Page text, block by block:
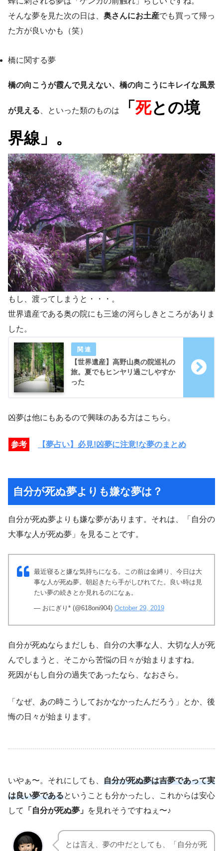
そんな夢を見た次の日は、 奥さんにお土産でも買って帰っ
た方が良いかも（笑）
橋に関する夢
橋の向こうが霞んで見えない、橋の向こうにキレイな風景
が見える 、といった類のものは 「 死との境
界線」。
もし、渡ってしまうと・・・。
世界遺産である奥の院にも三途の河らしきところがありま
した。
【世界遺産】高野山奥の院巡礼の
旅。夏でもヒンヤリ過ごしやすか
った
凶夢は他にもあるので興味のある方はこちら。
参考 【夢占い】必見!凶夢に注意!な夢のまとめ
自分が死ぬ夢よりも嫌な夢は？
自分が死ぬ夢よりも嫌な夢があります。それは、「自分の
大事な人が死ぬ夢」を見ることです。
最近寝ると嫌な気持ちになる。この前は金縛り、今日は大
事な人が死ぬ夢。朝起きたら手がしびれてた。良い時は見
たい夢の続きとか見れるのになぁ。
— おにぎり* (@618oni904) October 29, 2019
自分が死ぬならまだしも、自分の大事な人、大切な人が死
んでしまうと、そこから苦悩の日々が始まりますね。
死因がもし自分の過失であったなら、なおさら。
「なぜ、あの時こうしておかなかったんだろう」とか、後
悔の日々が始まります。
いやぁ〜。それにしても、 自分が死ぬ夢は吉夢であって実
は良い夢であるということも分かったし、これからは安心
して
「自分が死ぬ夢」 を見れそうですねぇ〜♪
とは言え、夢の中だとしても、「自分が死